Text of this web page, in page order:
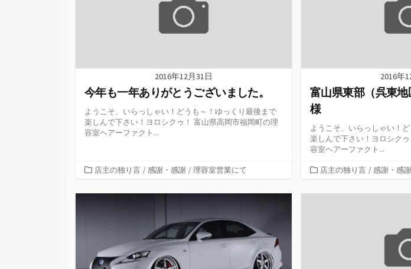
2016年12月31日
今年も一年ありがとうございました。
ようこそ、いらっしゃい！どうも～！ゆっくり最後まで
楽しんで下さい！ヨロシクゥ！ 富山県高岡市福岡町の理
容室ヘアーファクト...
カ
ゴ
店主の独り言 / 感謝・感謝 / 理容室営業にて
2016年
富山県東部（呉東
様
ようこそ、いらっしゃい！
楽しんで下さい！ヨロシク
容室ヘアーファクト...
カ
ゴ
店主の独り言 / 感謝・感謝